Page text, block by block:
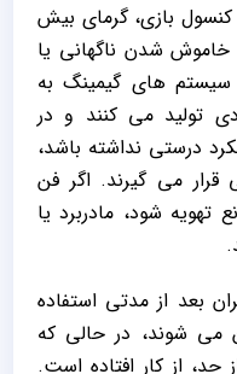
بازی، گرمای بیش
شدن ناگهانی یا
های گیمینگ به‌
تولید می‌ کنند و در
درستی نداشته باشد،
می‌ گیرند. اگر فن
تهویه شود، مادربرد یا
بعد از مدتی استفاده
شوند، در حالی که
از کار افتاده است.